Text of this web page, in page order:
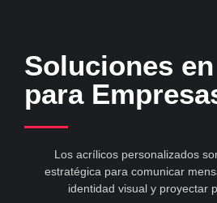
Soluciones
para
Los acrílicos personalizados
estratégica para comunicar
identidad visual y proyectar